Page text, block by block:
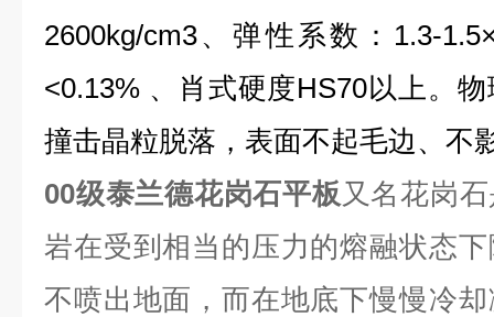
2600kg/cm3、弹性系数：1.3-
<0.13% 、肖式硬度HS70以上。
撞击晶粒脱落，表面不起毛边、不
00级泰兰德花岗石平板又名花岗
岩在受到相当的压力的熔融状态
不喷出地面，而在地底下慢慢冷